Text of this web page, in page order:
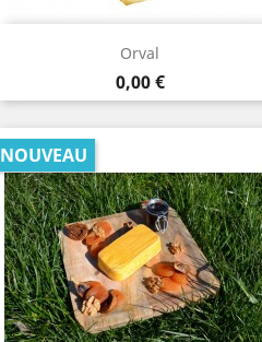
Orval
Prix
0,00 €
Aperçu rapide
NOUVEAU